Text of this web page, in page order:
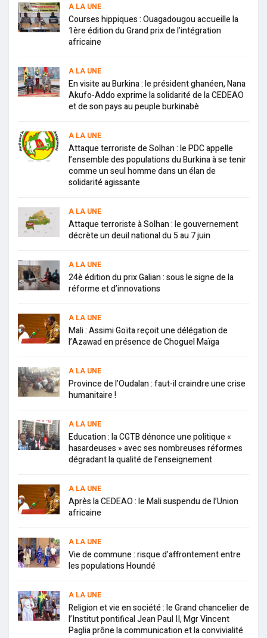
A LA UNE
Courses hippiques : Ouagadougou accueille la
1ère édition du Grand prix de l’intégration
africaine
A LA UNE
En visite au Burkina : le président ghanéen, Nana
Akufo-Addo exprime la solidarité de la CEDEAO
et de son pays au peuple burkinabè
A LA UNE
Attaque terroriste de Solhan : le PDC appelle
l’ensemble des populations du Burkina à se tenir
comme un seul homme dans un élan de
solidarité agissante
A LA UNE
Attaque terroriste à Solhan : le gouvernement
décrète un deuil national du 5 au 7 juin
A LA UNE
24è édition du prix Galian : sous le signe de la
réforme et d’innovations
A LA UNE
Mali : Assimi Goïta reçoit une délégation de
l’Azawad en présence de Choguel Maïga
A LA UNE
Province de l’Oudalan : faut-il craindre une crise
humanitaire !
A LA UNE
Education : la CGTB dénonce une politique «
hasardeuses » avec ses nombreuses réformes
dégradant la qualité de l’enseignement
A LA UNE
Après la CEDEAO : le Mali suspendu de l’Union
africaine
A LA UNE
Vie de commune : risque d’affrontement entre
les populations Houndé
A LA UNE
Religion et vie en société : le Grand chancelier de
l’Institut pontifical Jean Paul II, Mgr Vincent
Paglia prône la communication et la convivialité